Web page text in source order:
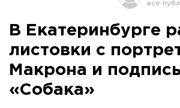
В Екатеринбурге
листовки с
Макрона и
«Собака»